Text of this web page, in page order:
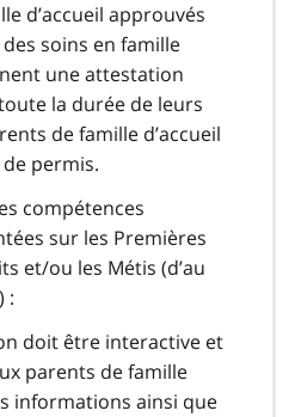
d’accueil approuvés
soins en famille
une attestation
la durée de leurs
de famille d’accueil
permis.
compétences
sur les Premières
et/ou les Métis (d’au
:
doit être interactive et
parents de famille
informations ainsi que